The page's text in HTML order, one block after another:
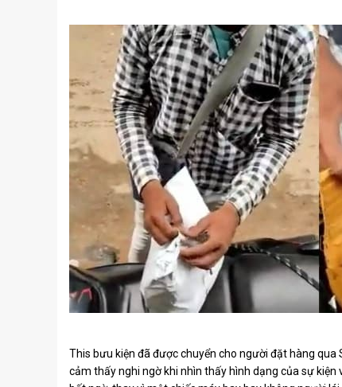
This bưu kiện đã được chuyển cho người đặt hàng
cảm thấy nghi ngờ khi nhìn thấy hình dạng của sự